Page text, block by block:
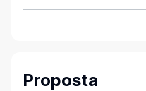
Proposta